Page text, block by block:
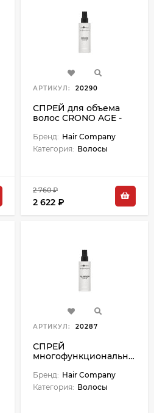
АРТИКУЛ: 20290
СПРЕЙ для объема
волос CRONO AGE -
Бренд: Hair Company
Категория: Волосы
2 760 ₽
2 622 ₽
АРТИКУЛ: 20287
СПРЕЙ
многофункциональный
мл
Бренд: Hair Company
Категория: Волосы